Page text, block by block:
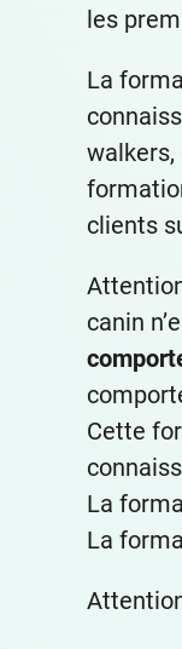
les
La
walkers,
clients
canin
Cette
La
La